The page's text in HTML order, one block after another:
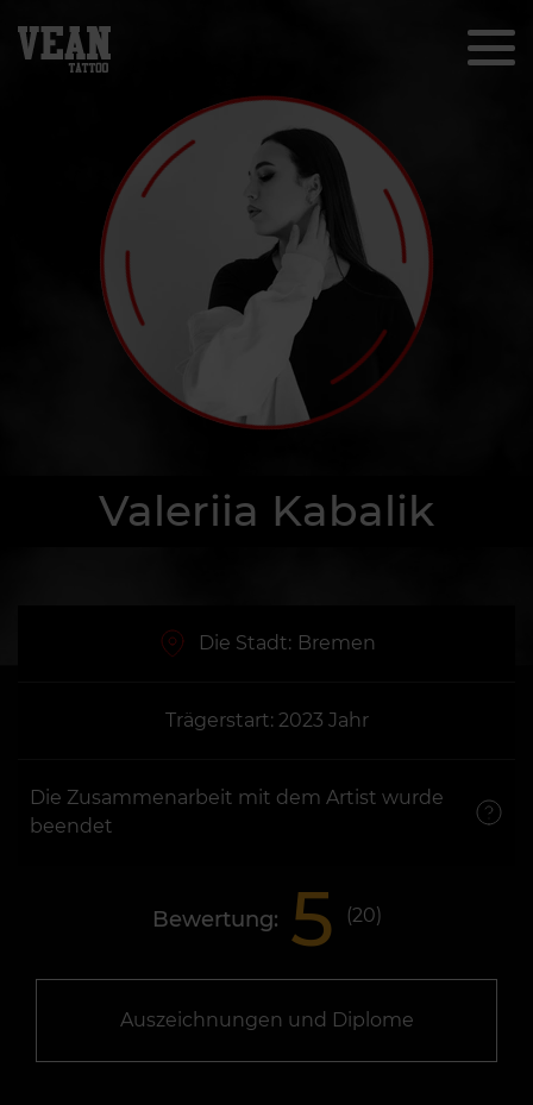
Valeriia Kabalik
Die Stadt: Bremen
Trägerstart: 2023 Jahr
Die Zusammenarbeit mit dem Artist wurde
beendet
Bewertung: 5 (20)
Auszeichnungen und Diplome